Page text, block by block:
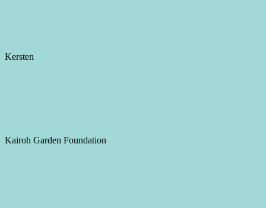
Kersten
Kairoh Garden Foundation